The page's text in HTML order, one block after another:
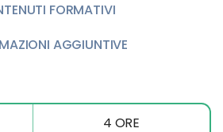
FORMATIVI
AGGIUNTIVE
4 ORE